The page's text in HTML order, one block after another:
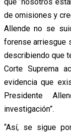
de omisiones y
Allende no se
forense arriesgue
describiendo que
Corte Suprema
evidencia que
Presidente
investigación”.
“Así, se sigue